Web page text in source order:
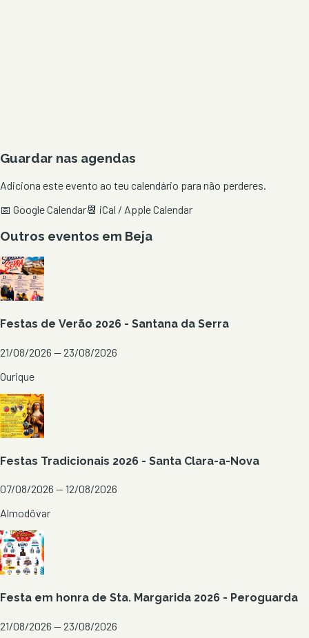
Guardar nas agendas
Adiciona este evento ao teu calendário para não perderes.
📅 Google Calendar📆 iCal / Apple Calendar
Outros eventos em Beja
Festas de Verão 2026 - Santana da Serra
21/08/2026 — 23/08/2026
Ourique
Festas Tradicionais 2026 - Santa Clara-a-Nova
07/08/2026 — 12/08/2026
Almodôvar
Festa em honra de Sta. Margarida 2026 - Peroguarda
21/08/2026 — 23/08/2026